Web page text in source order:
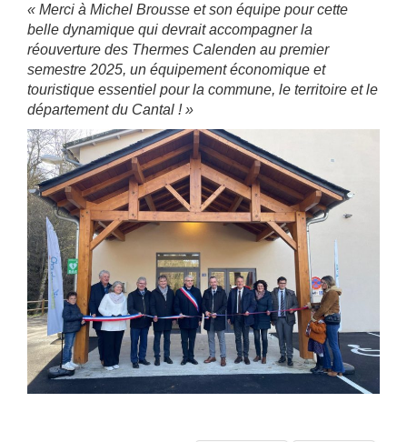
« Merci à Michel Brousse et son équipe pour cette
belle dynamique qui devrait accompagner la
réouverture des Thermes Calenden au premier
semestre 2025, un équipement économique et
touristique essentiel pour la commune, le territoire et le
département du Cantal ! »